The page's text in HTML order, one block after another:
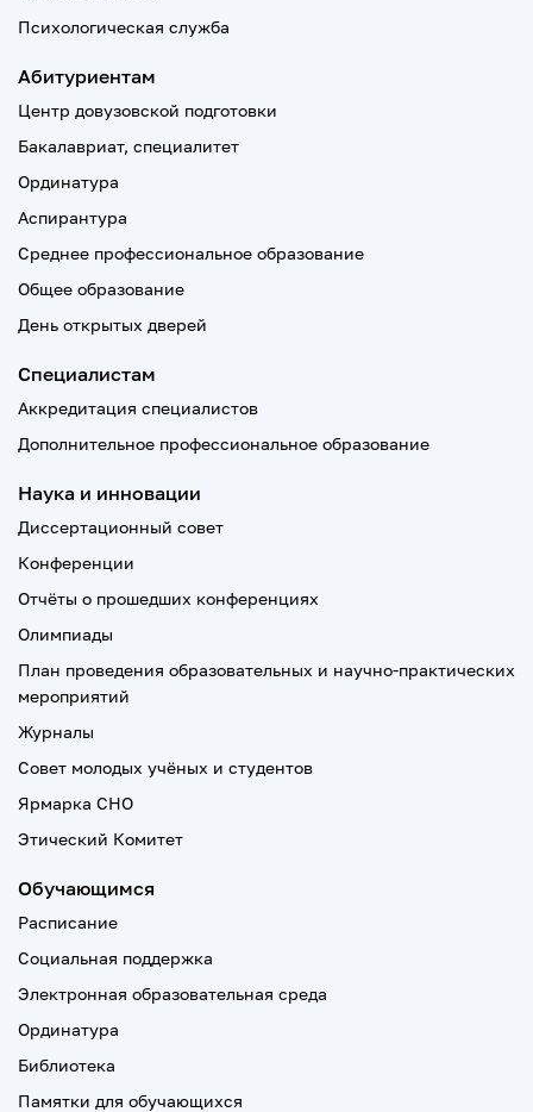
Психологическая служба
Абитуриентам
Центр довузовской подготовки
Бакалавриат, специалитет
Ординатура
Аспирантура
Среднее профессиональное образование
Общее образование
День открытых дверей
Специалистам
Аккредитация специалистов
Дополнительное профессиональное образование
Наука и инновации
Диссертационный совет
Конференции
Отчёты о прошедших конференциях
Олимпиады
План проведения образовательных и научно-практических
мероприятий
Журналы
Совет молодых учёных и студентов
Ярмарка СНО
Этический Комитет
Обучающимся
Расписание
Социальная поддержка
Электронная образовательная среда
Ординатура
Библиотека
Памятки для обучающихся